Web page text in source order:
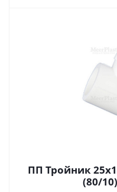
ПП Тройник
(80/